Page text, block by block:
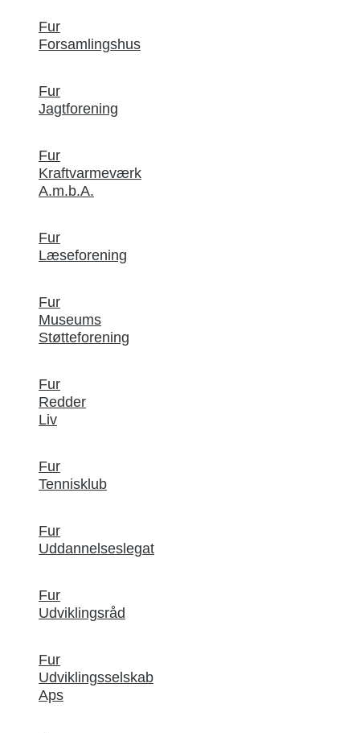
Fur
Forsamlingshus
Fur
Jagtforening
Fur
Kraftvarmeværk
A.m.b.A.
Fur
Læseforening
Fur
Museums
Støtteforening
Fur
Redder
Liv
Fur
Tennisklub
Fur
Uddannelseslegat
Fur
Udviklingsråd
Fur
Udviklingsselskab
Aps